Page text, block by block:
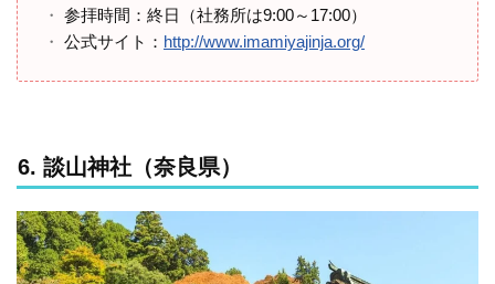
参拝時間：終日（社務所は9:00～17:00）
公式サイト： http://www.imamiyajinja.org/
6. 談山神社（奈良県）